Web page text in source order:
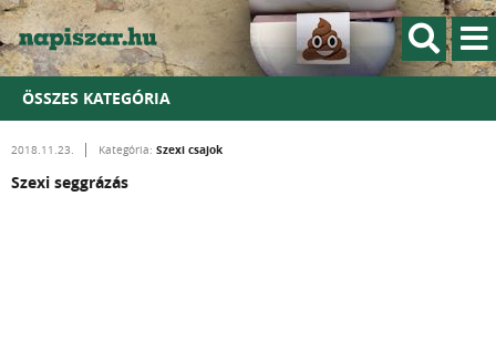
ÖSSZES KATEGÓRIA
2018.11.23. Kategória: Szexi csajok
Szexi seggrázás